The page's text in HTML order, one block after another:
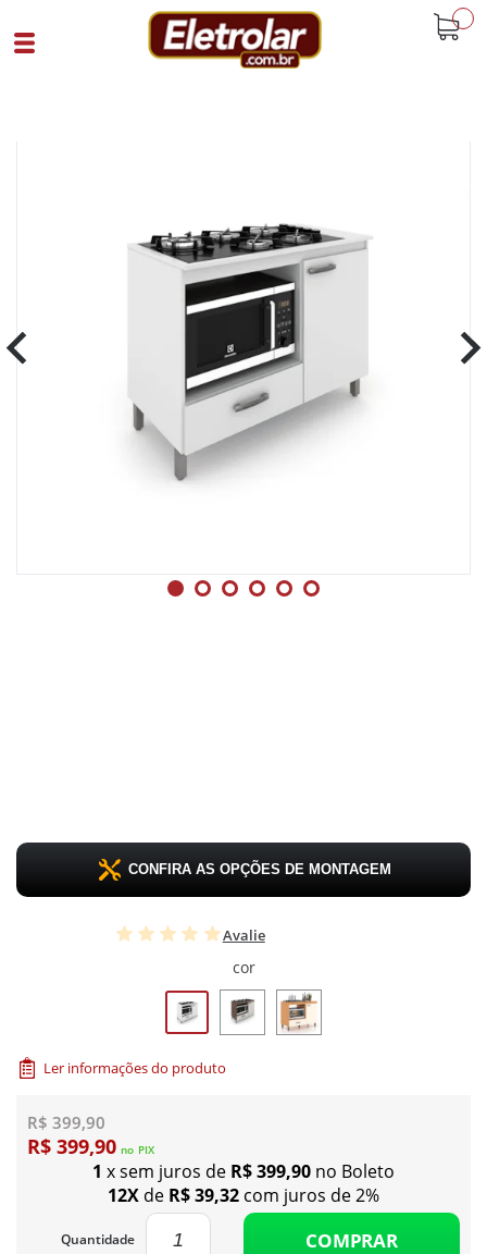
Balcão Multiuso Cooktop Roma Moveis
SKU 106620|4|1
CONFIRA AS OPÇÕES DE MONTAGEM
Avalie
cor
Ler informações do produto
R$ 399,90
R$ 399,90 no PIX
1 x sem juros de R$ 399,90 no Boleto
12X de R$ 39,32 com juros de 2%
Quantidade COMPRAR